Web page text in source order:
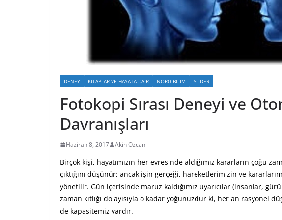
DENEY KITAPLAR VE HAYATA DAIR NÖRO BILIM SLIDER
Fotokopi Sırası Deneyi ve
Davranışları
Haziran 8, 2017 Akin Ozcan
Birçok kişi, hayatımızın her evresinde aldığımız kararların çoğu
çıktığını düşünür; ancak işin gerçeği, hareketlerimizin ve
yönetilir. Gün içerisinde maruz kaldığımız uyarıcılar (insanlar,
zaman kıtlığı dolayısıyla o kadar yoğunuzdur ki, her an rasyonel
de kapasitemiz vardır.